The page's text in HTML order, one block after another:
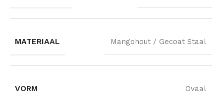
MATERIAAL Mangohout / Gecoat Staal
VORM Ovaal